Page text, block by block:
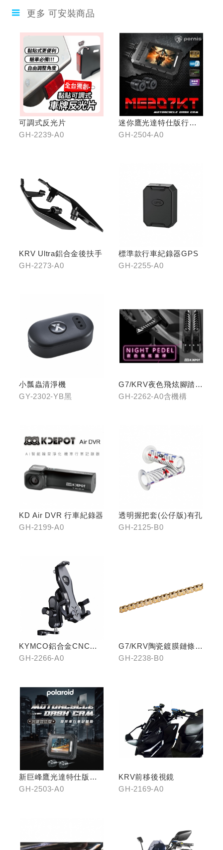
更多 可安裝商品
可調式反光片
GH-2239-A0
迷你鷹光達特仕版行車
記錄器
GH-2504-A0
KRV Ultra鋁合金後扶手
GH-2273-A0
標準款行車紀錄器GPS
GH-2255-A0
小瓢蟲清淨機
GY-2302-YB黑
G7/KRV夜色飛炫腳踏
(含機構LHJ8)
GH-2262-A0含機構
KD Air DVR 行車紀錄器
GH-2199-A0
透明握把套(公仔版)有孔
GH-2125-B0
KYMCO鋁合金CNC減
震手機架
GH-2266-A0
G7/KRV陶瓷鍍膜鏈條-
黃金
GH-2238-B0
新巨峰鷹光達特仕版行
車紀錄器
GH-2503-A0
KRV前移後視鏡
GH-2169-A0